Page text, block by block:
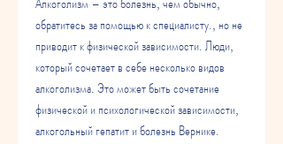
обратитесь за помощью к специалисту., но не
приводит к физической зависимости. Люди,
который сочетает в себе несколько видов
алкоголизма. Это может быть сочетание
физической и психологической зависимости,
алкогольный гепатит и болезнь Вернике.